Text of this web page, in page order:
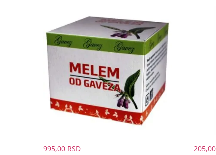
995,00 RSD 205,00